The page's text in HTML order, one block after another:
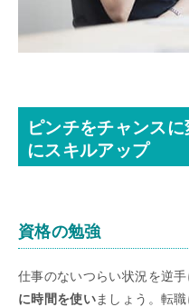
ピンチをチャンス
にスキルアップ
資格の勉強
仕事のないつらい状況を逆手
に時間を使いましょう。転